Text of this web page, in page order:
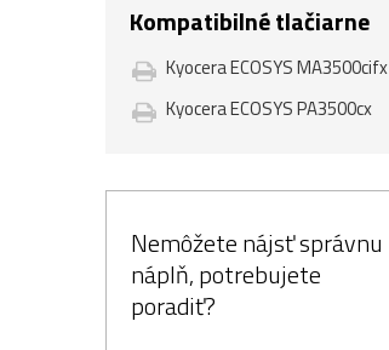
Kompatibilné tlačiarne
Kyocera ECOSYS MA3500cifx
Kyocera ECOSYS PA3500cx
Nemôžete nájsť správnu
náplň, potrebujete
poradiť?